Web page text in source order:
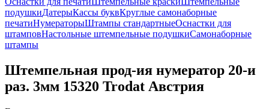
подушкиДатерыКассы буквКруглые самонаборные
печатиНумераторыШтампы стандартныеОснастки для
штамповНастольные штемпельные подушкиСамонаборные
штампы
Штемпельная прод-ия нумератор 20-и
раз. 3мм 15320 Trodat Австрия